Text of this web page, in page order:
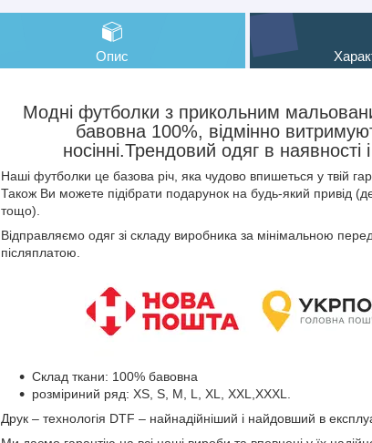
Опис
Модні футболки з прикольним
бавовна 100%, відмінно
носінні.Трендовий одяг в
Наші футболки це базова річ, яка чудово впишеться у твій
Також Ви можете підібрати подарунок на будь-який привід
тощо).
Відправляємо одяг зі складу виробника за мінімальною
післяплатою.
Склад ткани: 100% бавовна
розміриний ряд: XS, S, M, L, XL, XXL,XXXL.
Друк – технологія DTF – найнадійніший і найдовший в